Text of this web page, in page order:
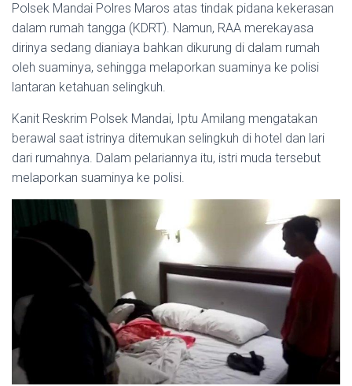
Polsek Mandai Polres Maros atas tindak pidana kekerasan
dalam rumah tangga (KDRT). Namun, RAA merekayasa
dirinya sedang dianiaya bahkan dikurung di dalam rumah
oleh suaminya, sehingga melaporkan suaminya ke polisi
lantaran ketahuan selingkuh.
Kanit Reskrim Polsek Mandai, Iptu Amilang mengatakan
berawal saat istrinya ditemukan selingkuh di hotel dan lari
dari rumahnya. Dalam pelariannya itu, istri muda tersebut
melaporkan suaminya ke polisi.